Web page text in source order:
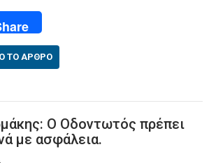
ΤΟ ΆΡΘΡΟ
Ο Οδοντωτός πρέπει
με ασφάλεια.